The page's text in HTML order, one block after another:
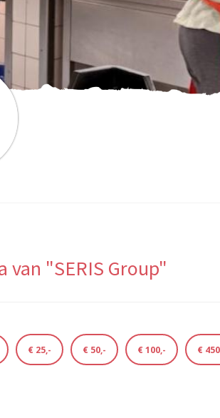
van "SERIS Group"
€ 25,- € 50,- € 100,- €